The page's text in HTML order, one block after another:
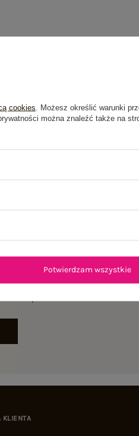
KLIENTA
cookies . Możesz określić warunki
można znaleźć także na
Potwierdzam wszystkie